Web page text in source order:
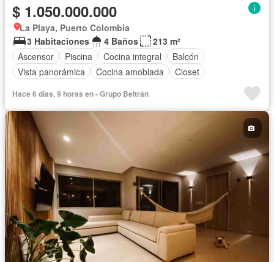
$ 1.050.000.000
La Playa, Puerto Colombia
3 Habitaciones
4 Baños
213 m²
Ascensor
Piscina Cocina integral
Balcón
Vista panorámica
Cocina amoblada Closet
Hace 6 días, 9 horas en - Grupo Beltrán